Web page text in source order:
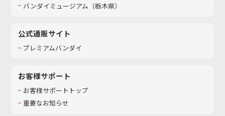
バンダイミュージアム（栃木県）
公式通販サイト
プレミアムバンダイ
お客様サポート
お客様サポートトップ
重要なお知らせ